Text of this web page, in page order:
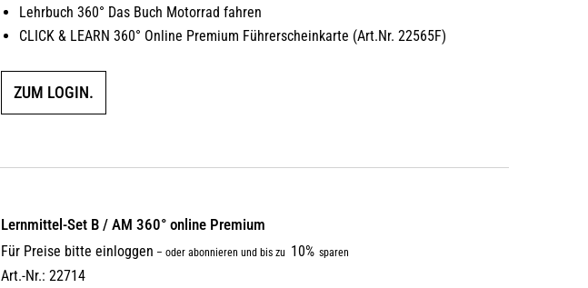
Lehrbuch 360° Das Buch Motorrad fahren
CLICK & LEARN 360° Online Premium Führerscheinkarte (Art.Nr. 22565F)
ZUM LOGIN.
Lernmittel-Set B / AM 360° online Premium
Für Preise bitte einloggen – oder abonnieren und bis zu 10% sparen
Art.-Nr.: 22714